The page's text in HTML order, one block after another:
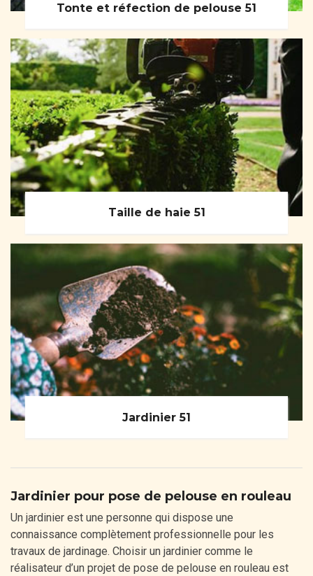
Tonte et réfection de pelouse 51
Taille de haie 51
Jardinier 51
Jardinier pour pose de pelouse en rouleau
Un jardinier est une personne qui dispose une
connaissance complètement professionnelle pour les
travaux de jardinage. Choisir un jardinier comme le
réalisateur d’un projet de pose de pelouse en rouleau est